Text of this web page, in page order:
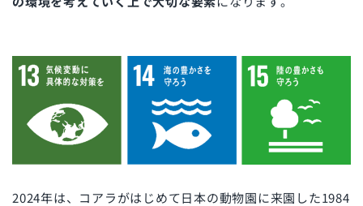
2024年は、コアラがはじめて日本の動物園に来園した1984